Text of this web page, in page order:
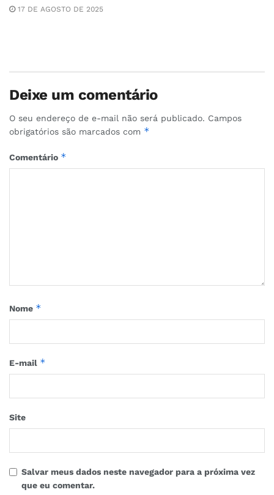
17 DE AGOSTO DE 2025
Deixe um comentário
O seu endereço de e-mail não será publicado. Campos
obrigatórios são marcados com *
Comentário *
Nome *
E-mail *
Site
Salvar meus dados neste navegador para a próxima vez
que eu comentar.